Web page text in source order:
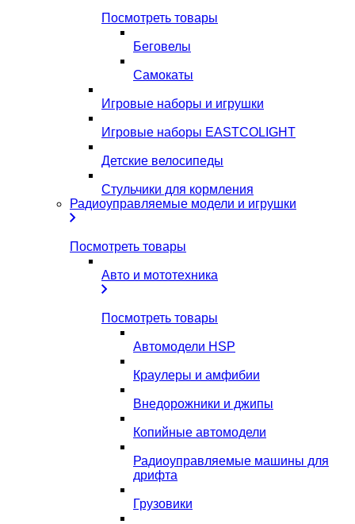
Посмотреть товары
Беговелы
Самокаты
Игровые наборы и игрушки
Игровые наборы EASTCOLIGHT
Детские велосипеды
Стульчики для кормления
Радиоуправляемые модели и игрушки
Посмотреть товары
Авто и мототехника
Посмотреть товары
Автомодели HSP
Краулеры и амфибии
Внедорожники и джипы
Копийные автомодели
Радиоуправляемые машины для
дрифта
Грузовики